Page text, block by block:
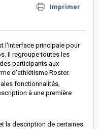
Imprimer
l'interface principale pour
Il regroupe toutes les
participants aux
d'athlétisme Roster.
fonctionnalités,
à une première
la description de certaines